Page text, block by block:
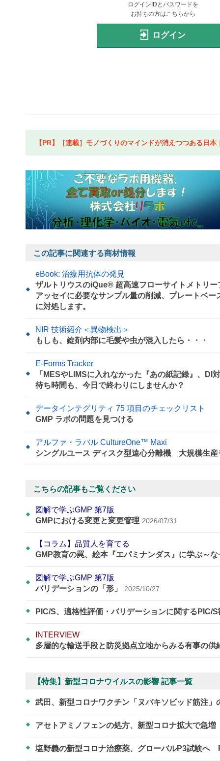
ログインIDとパスワードを
お持ちの方はこちらから
ログイン
【PR】［連載］モノづくりのマインドが消えつつある日
この記事に関連する商材情報
eBook: 治療用抗体の発見
ザルトリウスのiQue® 超高速フローサイトメトリ
アッセイに必要なサンプル量の削減、プレートベ
に対処します。
NIR 技術紹介＜異物検出＞
もしも、錠剤内部に毛髪や虫が混入したら・・・
E-Forms Tracker
「MESやLIMSに入れなかった『あの紙記録』、
待ち時間も、今日で終わりにしませんか？
データインテグリティ 75 項目のチェックリスト
GMP ラボの問題を見つける
アルファ・ラバル CultureOne™ Maxi
シングルユース ディスク型遠心分離機 大規模生産
こちらの記事もご覧ください
図解で学ぶGMP 第7版
GMPにおける変更と変更管理 2026/07/31
【コラム】品質人を育てる
GMP教育の罠、絵本『エパミナンダス』に学ぶ～
図解で学ぶGMP 第7版
バリデーションの「形」
2025/10/27
PIC/S、適格性評価・バリデーションに関するPIC/
INTERVIEW
多層的な輸送手段と防災拠点立地からみる有事の
【特集】新型コロナウイルスの影響 記事一覧
武田、新型コロナワクチン「ヌバキソビッド筋注
アセトアミノフェンの処方、新型コロナ拡大で急
塩野義の新型コロナ治療薬、グローバルP3試験へ